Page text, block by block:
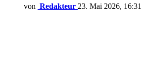
von Redakteur 23. Mai 2026, 16:31